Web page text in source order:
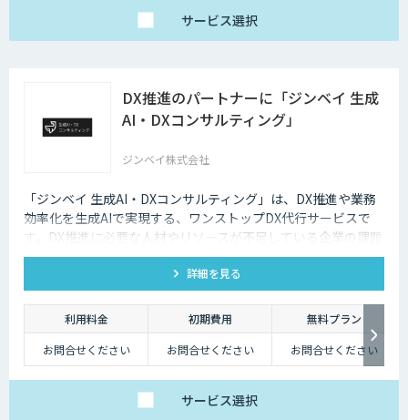
サービス選択
DX推進のパートナーに「ジンベイ 生成
AI・DXコンサルティング」
ジンベイ株式会社
「ジンベイ 生成AI・DXコンサルティング」は、DX推進や業務
効率化を生成AIで実現する、ワンストップDX代行サービスで
す。DX推進に必要な人材やリソースが不足している企業の課題
を解決し、業務課題の特定からソリューションの導入・運用ま
で一括でサポートします。
詳細を見る
利用料金 初期費用
無料プラン
お問合せください
お問合せください お問合せください
サービス選択